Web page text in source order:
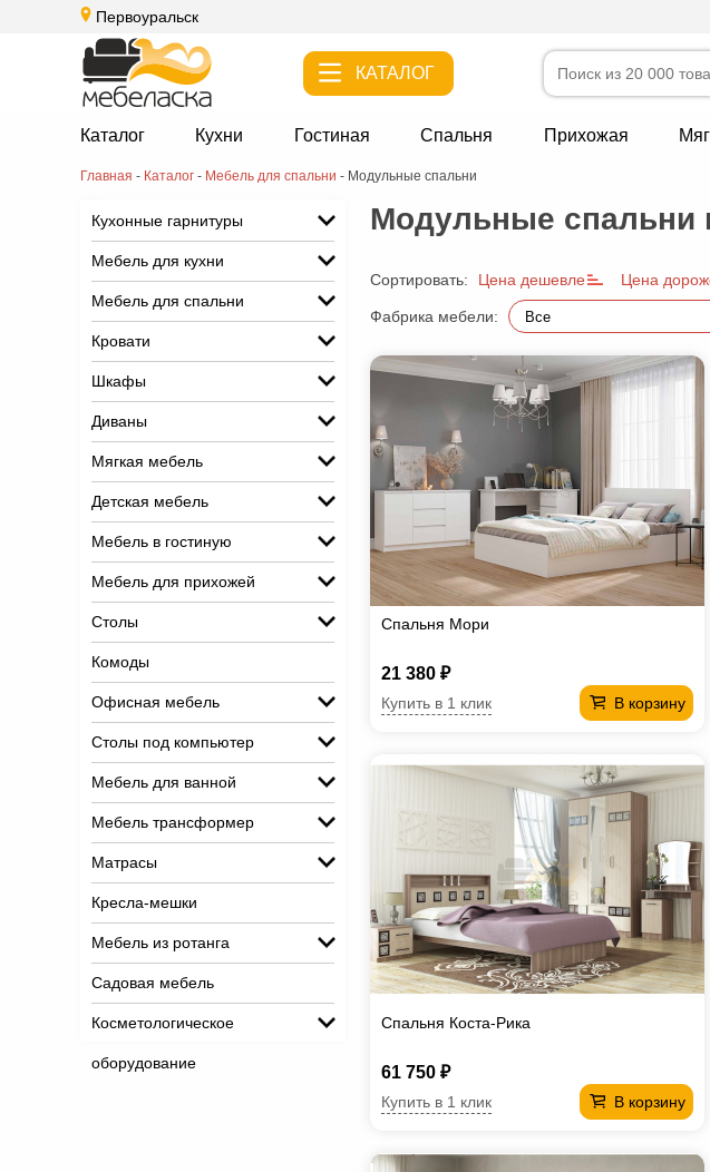
Первоуральск
КАТАЛОГ
Каталог Кухни Гостиная Спальня Прихожая
Главная - Каталог - Мебель для спальни - Модульные спальни
Кухонные гарнитуры
Мебель для кухни
Мебель для спальни
Кровати
Шкафы
Диваны
Мягкая мебель
Детская мебель
Мебель в гостиную
Мебель для прихожей
Столы
Комоды
Офисная мебель
Столы под компьютер
Мебель для ванной
Мебель трансформер
Матрасы
Кресла-мешки
Мебель из ротанга
Садовая мебель
Косметологическое
оборудование
Модульные спальни
Сортировать: Цена дешевле Цена
Фабрика мебели:
Спальня Мори
21 380 ₽
В корзину
Купить в 1 клик
Спальня Коста-Рика
61 750 ₽
В корзину
Купить в 1 клик